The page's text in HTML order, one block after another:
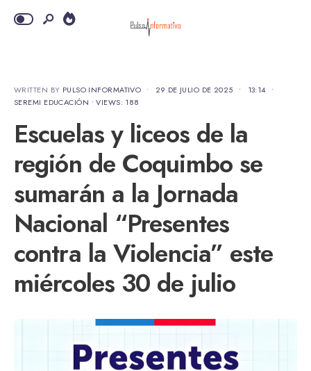
WRITTEN BY PULSO INFORMATIVO • 29 DE JULIO DE 2025 • 13:14 •
SEREMI EDUCACIÓN •VIEWS: 188
Escuelas y liceos de la
región de Coquimbo se
sumarán a la Jornada
Nacional “Presentes
contra la Violencia” este
miércoles 30 de julio